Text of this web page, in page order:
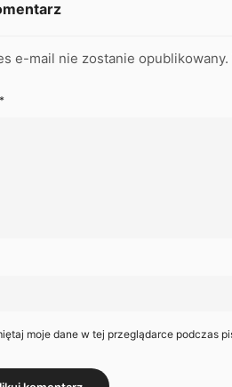
e-mail nie zostanie opublikowany.
*
moje dane w tej przeglądarce podczas